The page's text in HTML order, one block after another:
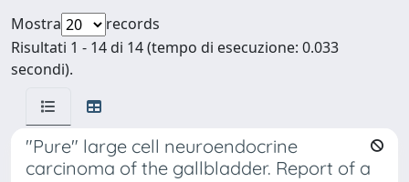
Mostra
records
Risultati 1 - 14 di 14 (tempo di esecuzione: 0.033
secondi).
"Pure" large cell neuroendocrine
carcinoma of the gallbladder. Report of a